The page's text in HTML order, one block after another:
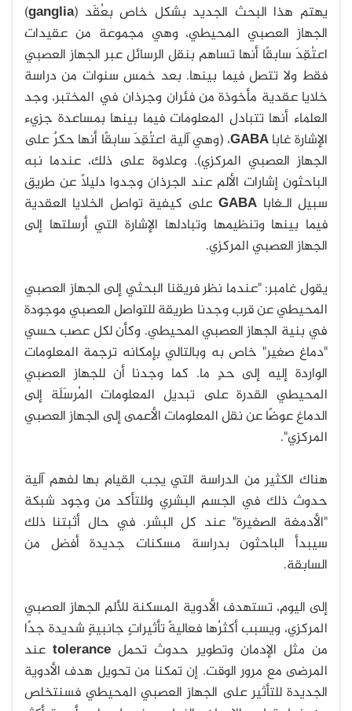
يهتم هذا البحث الجديد بشكل خاص بعُقَد (ganglia
)
الجهاز العصبي المحيطي، وهي مجموعة من عقيدات
اعتُقِدَ سابقًا أنها تساهم بنقل الرسائل عبر الجهاز العصبي
فقط ولا تتصل فيما بينها. بعد خمس سنوات من دراسة
خلايا عقدية مأخوذة من فئران وجرذان في المختبر، وجد
العلماء أنها تتبادل المعلومات فيما بينها بمساعدة جزيء
الإشارة غاباGABA، (وهي آلية اعتُقِدَ سابقًا أنها حكرٌ على
الجهاز العصبي المركزي). وعلاوة على ذلك، عندما نبه
الباحثون إشارات الألم عند الجرذان وجدوا دليلًا عن طريق
سبيل الـغابا GABA على كيفية تواصل الخلايا العقدية
فيما بينها وتنظيمها وتبادلها الإشارة التي أرسلتها إلى
الجهاز العصبي المركزي.
يقول غامبر: "عندما نظر فريقنا البحثي إلى الجهاز العصبي
المحيطي عن قرب وجدنا طريقة للتواصل العصبي موجودة
في بنية الجهاز العصبي المحيطي. وكأن لكل عصب حسي
"دماغ صغير" خاص به وبالتالي بإمكانه ترجمة المعلومات
الواردة إليه إلى حدٍ ما. كما وجدنا أن للجهاز العصبي
المحيطي القدرة على تبديل المعلومات المُرسَلَة إلى
الدماغ عوضًا عن نقل المعلومات الأعمى إلى الجهاز العصبي
المركزي".
هناك الكثير من الدراسة التي يجب القيام بها لفهم آلية
حدوث ذلك في الجسم البشري وللتأكد من وجود شبكة
"الأدمغة الصغيرة" عند كل البشر. في حال أثبتنا ذلك
سيبدأ الباحثون بدراسة مسكنات جديدة أفضل من
السابقة.
إلى اليوم، تستهدف الأدوية المسكنة للألم الجهاز العصبي
المركزي، ويسبب أكثرُها فعاليةً تأثيراتٍ جانبيةٍ شديدة جدًا
من مثل الإدمان وتطوير حدوث تحمل tolerance عند
المرضى مع مرور الوقت. إن تمكنا من تحويل هدف الأدوية
الجديدة للتأثير على الجهاز العصبي المحيطي فسنتخلص